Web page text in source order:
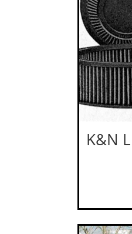
K&N